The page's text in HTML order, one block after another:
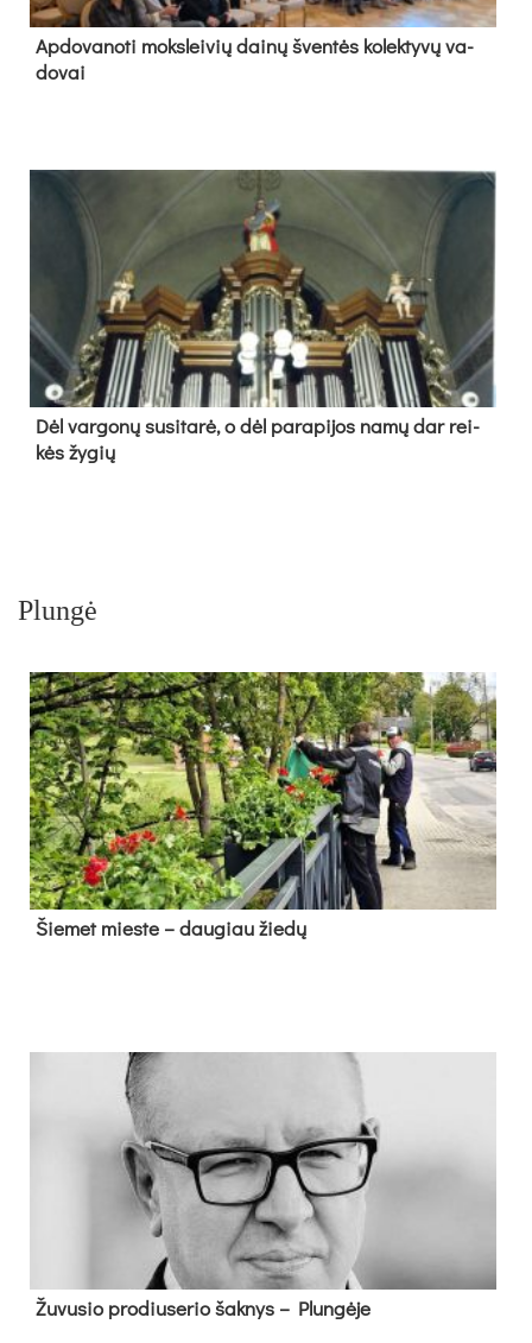
Ap­do­va­no­ti moks­lei­vių dai­nų šven­tės ko­lek­ty­vų va­
do­vai
Dėl var­go­nų su­si­ta­rė, o dėl pa­ra­pi­jos na­mų dar rei­
kės žy­gių
Plungė
Šie­met mies­te – dau­giau žie­dų
Žu­vu­sio pro­diu­se­rio šak­nys – Plun­gė­je